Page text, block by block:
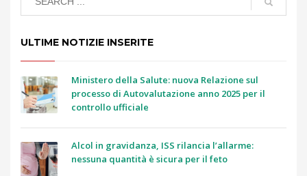
ULTIME NOTIZIE INSERITE
Ministero della Salute: nuova Relazione sul
processo di Autovalutazione anno 2025 per il
controllo ufficiale
Alcol in gravidanza, ISS rilancia l’allarme:
nessuna quantità è sicura per il feto